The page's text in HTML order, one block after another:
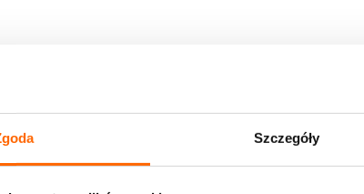
Szczegóły
firmy w rozwoju
pracy House of Skills